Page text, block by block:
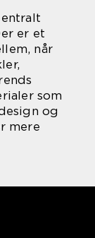
er et
når
som
og
mere